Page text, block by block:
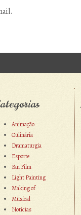
Animação
Culinária
Dramaturgia
Esporte
Fan Film
Light Painting
Making of
Musical
Notícias